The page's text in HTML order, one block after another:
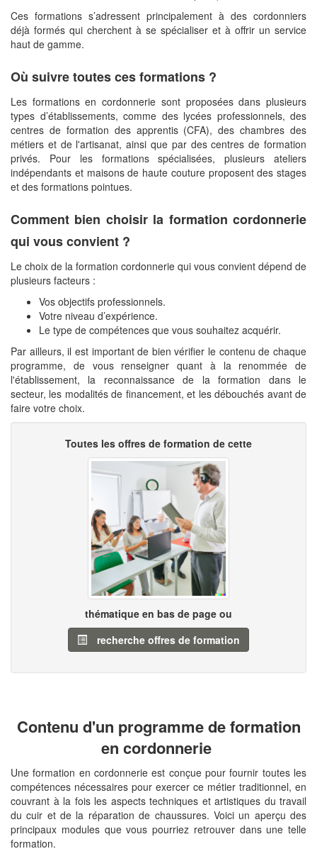
Ces formations s’adressent principalement à des cordonniers
déjà formés qui cherchent à se spécialiser et à offrir un service
haut de gamme.
Où suivre toutes ces formations ?
Les formations en cordonnerie sont proposées dans plusieurs
types d’établissements, comme des lycées professionnels, des
centres de formation des apprentis (CFA), des chambres des
métiers et de l'artisanat, ainsi que par des centres de formation
privés. Pour les formations spécialisées, plusieurs ateliers
indépendants et maisons de haute couture proposent des stages
et des formations pointues.
Comment bien choisir la formation cordonnerie
qui vous convient ?
Le choix de la formation cordonnerie qui vous convient dépend de
plusieurs facteurs :
Vos objectifs professionnels.
Votre niveau d’expérience.
Le type de compétences que vous souhaitez acquérir.
Par ailleurs, il est important de bien vérifier le contenu de chaque
programme, de vous renseigner quant à la renommée de
l'établissement, la reconnaissance de la formation dans le
secteur, les modalités de financement, et les débouchés avant de
faire votre choix.
Toutes les offres de formation de cette
thématique en bas de page ou
recherche offres de formation
Contenu d'un programme de formation
en cordonnerie
Une formation en cordonnerie est conçue pour fournir toutes les
compétences nécessaires pour exercer ce métier traditionnel, en
couvrant à la fois les aspects techniques et artistiques du travail
du cuir et de la réparation de chaussures. Voici un aperçu des
principaux modules que vous pourriez retrouver dans une telle
formation.